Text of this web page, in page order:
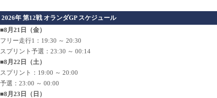
2026年 第12戦 オランダGP スケジュール
■8月21日（金）
フリー走行1：19:30 ～ 20:30
スプリント予選：23:30 ～ 00:14
■8月22日（土）
スプリント：19:00 ～ 20:00
予選：23:00 ～ 00:00
■8月23日（日）